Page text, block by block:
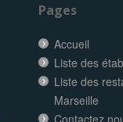
Pages
Accueil
Liste des
Liste des
Marseille
Contactez